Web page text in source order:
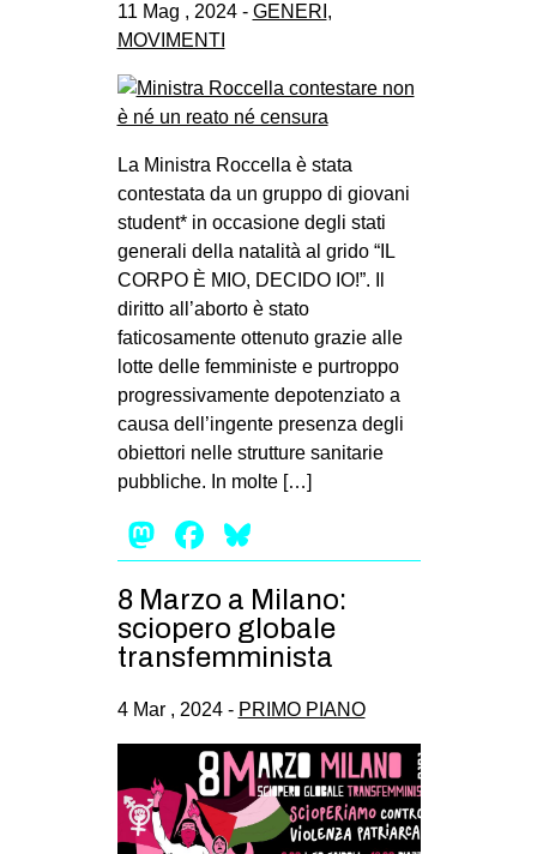
11 Mag , 2024 - GENERI ,
MOVIMENTI
La Ministra Roccella è stata
contestata da un gruppo di giovani
student* in occasione degli stati
generali della natalità al grido “IL
CORPO È MIO, DECIDO IO!”. Il
diritto all’aborto è stato
faticosamente ottenuto grazie alle
lotte delle femministe e purtroppo
progressivamente depotenziato a
causa dell’ingente presenza degli
obiettori nelle strutture sanitarie
pubbliche. In molte […]
Mastodon
Facebook
8 Marzo a Milano:
sciopero globale
transfemminista
4 Mar , 2024 - PRIMO PIANO